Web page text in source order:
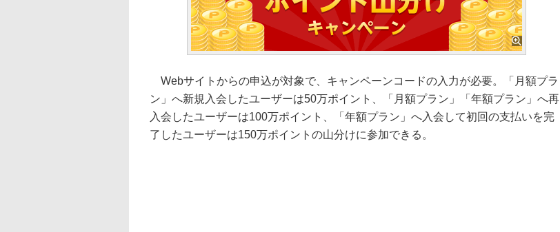
Webサイトからの申込が対象で、キャンペーンコードの入力が必要。「月額プラ
ン」へ新規入会したユーザーは50万ポイント、「月額プラン」「年額プラン」へ再
入会したユーザーは100万ポイント、「年額プラン」へ入会して初回の支払いを完
了したユーザーは150万ポイントの山分けに参加できる。